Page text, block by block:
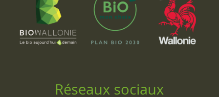
Réseaux sociaux